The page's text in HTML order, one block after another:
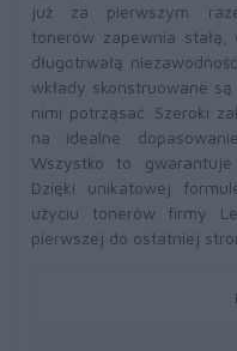
już za pierwszym
tonerów zapewnia stałą,
długotrwałą
wkłady skonstruowane
nimi potrząsać. Szeroki
na idealne
Wszystko to gwarantuje
Dzięki unikatowej
użyciu tonerów firmy
pierwszej do ostatniej